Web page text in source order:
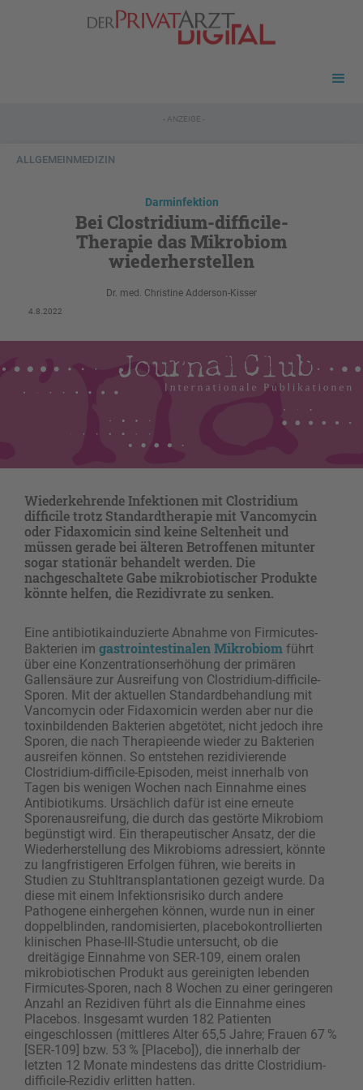
- ANZEIGE -
ALLGEMEINMEDIZIN
Darminfektion
Bei Clostridium-difficile-
Therapie das Mikrobiom
wiederherstellen
Dr. med. Christine Adderson-Kisser
4.8.2022
Wiederkehrende Infektionen mit Clostridium
difficile trotz Standardtherapie mit Vancomycin
oder Fidaxomicin sind keine Seltenheit und
müssen gerade bei älteren Betroffenen mitunter
sogar stationär behandelt werden. Die
nachgeschaltete Gabe mikrobiotischer Produkte
könnte helfen, die Rezidivrate zu senken.
Eine antibiotikainduzierte Abnahme von Firmicutes-
Bakterien im gastrointestinalenMikrobiom führt
über eine Konzentrationserhöhung der primären
Gallensäure zur Ausreifung von Clostridium-difficile-
Sporen. Mit der aktuellen Standardbehandlung mit
Vancomycin oder Fidaxomicin werden aber nur die
toxinbildenden Bakterien abgetötet, nicht jedoch ihre
Sporen, die nach Therapieende wieder zu Bakterien
ausreifen können. So entstehen rezidivierende
Clostridium-difficile-Episoden, meist innerhalb von
Tagen bis wenigen Wochen nach Einnahme eines
Antibiotikums. Ursächlich dafür ist eine erneute
Sporenausreifung, die durch das gestörte Mikrobiom
begünstigt wird. Ein therapeutischer Ansatz, der die
Wiederherstellung des Mikrobioms adressiert, könnte
zu langfristigeren Erfolgen führen, wie bereits in
Studien zu Stuhltransplantationen gezeigt wurde. Da
diese mit einem Infektionsrisiko durch andere
Pathogene einhergehen können, wurde nun in einer
doppelblinden, randomisierten, placebokontrollierten
klinischen Phase-III-Studie untersucht, ob die
dreitägige Einnahme von SER-109, einem oralen
mikrobiotischen Produkt aus gereinigten lebenden
Firmicutes-Sporen, nach 8 Wochen zu einer geringeren
Anzahl an Rezidiven führt als die Einnahme eines
Placebos. Insgesamt wurden 182 Patienten
eingeschlossen (mittleres Alter 65,5 Jahre; Frauen 67 %
[SER-109] bzw. 53 % [Placebo]), die innerhalb der
letzten 12 Monate mindestens das dritte Clostridium-
difficile-Rezidiv erlitten hatten.